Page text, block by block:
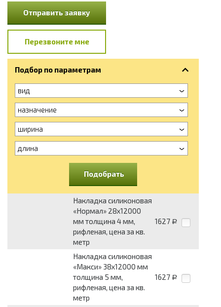
Отправить заявку
Перезвоните мне
Подбор по параметрам
вид
назначение
ширина
длина
Подобрать
Накладка силиконовая
«Нормал» 28x12000
мм толщина 4 мм,
рифленая, цена за кв.
метр
1627 Р
Накладка силиконовая
«Макси» 38x12000 мм
толщина 5 мм,
рифленая, цена за кв.
метр
1627 Р